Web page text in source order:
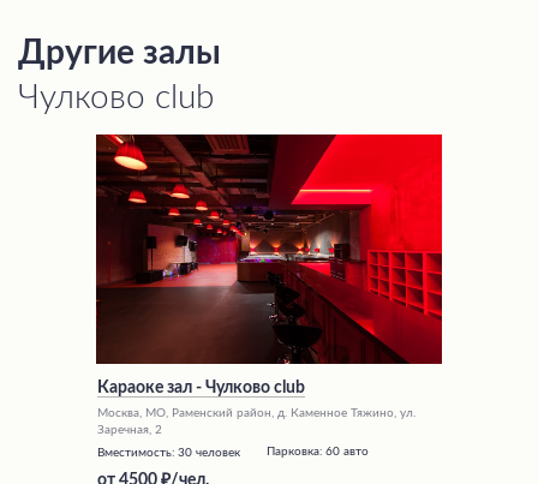
Другие залы
Чулково club
Караоке зал - Чулково club
Москва, МО, Раменский район, д. Каменное Тяжино, ул.
Заречная, 2
Вместимость: 30 человек Парковка: 60 авто